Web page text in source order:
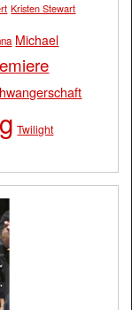
Kristen Stewart
Michael
Twilight